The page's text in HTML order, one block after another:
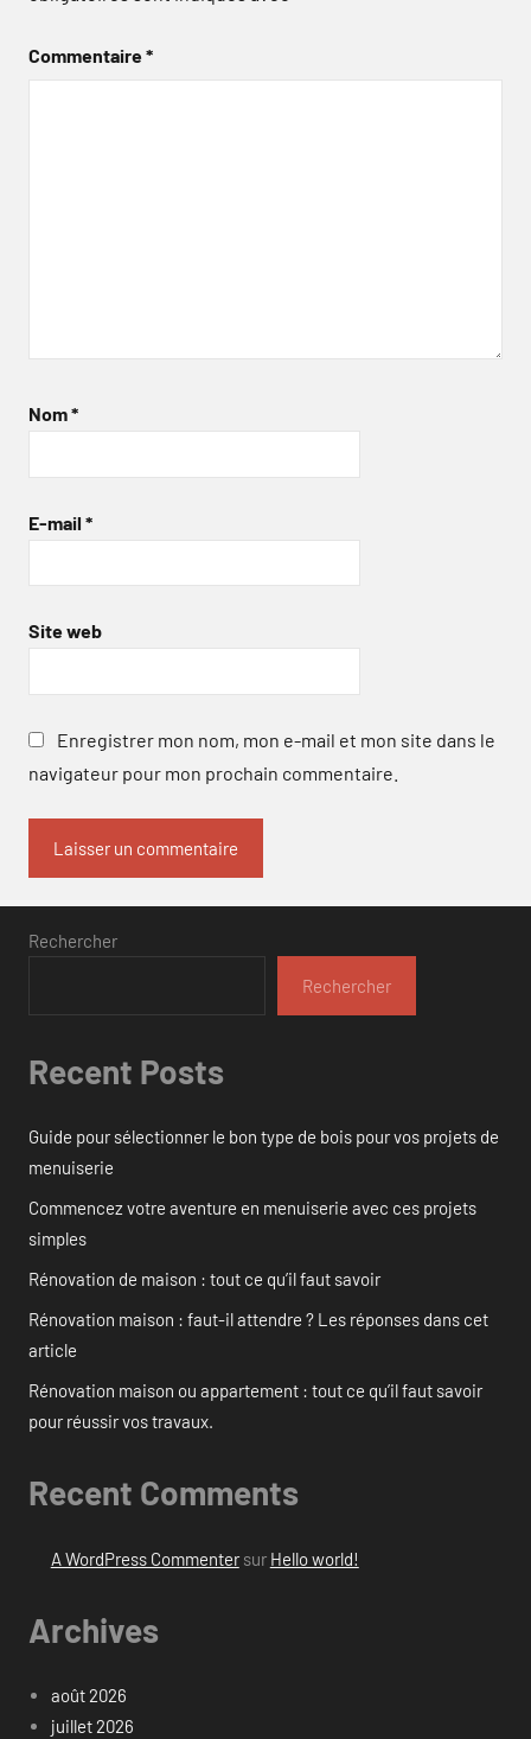
Commentaire*
Nom*
E-mail *
Site web
Enregistrer mon nom, mon e-mail et mon site dans le
navigateur pour mon prochain commentaire.
Rechercher
Rechercher
Recent Posts
Guide pour sélectionner le bon type de bois pour vos projets de
menuiserie
Commencez votre aventure en menuiserie avec ces projets
simples
Rénovation de maison : tout ce qu’il faut savoir
Rénovation maison : faut-il attendre ? Les réponses dans cet
article
Rénovation maison ou appartement : tout ce qu’il faut savoir
pour réussir vos travaux.
Recent Comments
A WordPress Commentersur Hello world!
Archives
août 2026
juillet 2026